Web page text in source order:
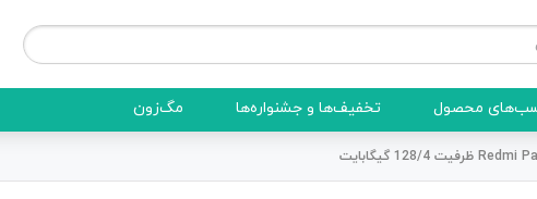
محصول تخفیف‌ها و جشنواره‌ها مگ‌زون